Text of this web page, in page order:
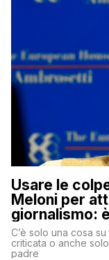
Usare le
Meloni per
giornalismo:
Dimostriamo
C’è solo una cosa
criticata o anche
padre